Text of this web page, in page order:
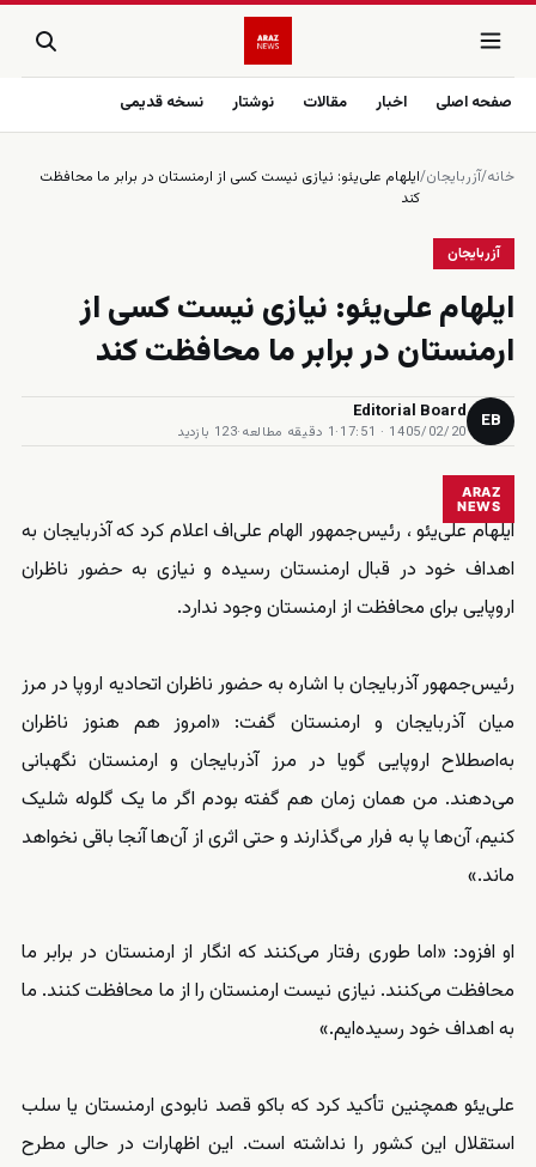
صفحه اصلی اخبار مقالات نوشتار نسخه قدیمی
خانه/آزربایجان/ایلهام علی‌یئو: نیازی نیست کسی از ارمنستان در برابر ما محافظت
کند
آزربایجان
ایلهام علی‌یئو: نیازی نیست کسی از
ارمنستان در برابر ما محافظت کند
EB
Editorial Board
1405/02/20 · 17:51
·1 دقیقه مطالعه ·123 بازدید
ARAZ
NEWS
ایلهام علی‌یئو ، رئیس‌جمهور الهام علی‌اف اعلام کرد که آذربایجان به
اهداف خود در قبال ارمنستان رسیده و نیازی به حضور ناظران
اروپایی برای محافظت از ارمنستان وجود ندارد.
رئیس‌جمهور آذربایجان با اشاره به حضور ناظران اتحادیه اروپا در مرز
میان آذربایجان و ارمنستان گفت: «امروز هم هنوز ناظران
به‌اصطلاح اروپایی گویا در مرز آذربایجان و ارمنستان نگهبانی
می‌دهند. من همان زمان هم گفته بودم اگر ما یک گلوله شلیک
کنیم، آن‌ها پا به فرار می‌گذارند و حتی اثری از آن‌ها آنجا باقی نخواهد
ماند.»
او افزود: «اما طوری رفتار می‌کنند که انگار از ارمنستان در برابر ما
محافظت می‌کنند. نیازی نیست ارمنستان را از ما محافظت کنند. ما
به اهداف خود رسیده‌ایم.»
علی‌یئو همچنین تأکید کرد که باکو قصد نابودی ارمنستان یا سلب
استقلال این کشور را نداشته است. این اظهارات در حالی مطرح